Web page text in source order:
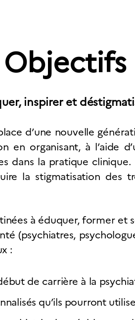
Objectifs
inspirer et
d’une nouvelle
en organisant, à l’aide
dans la pratique clinique.
la stigmatisation des
à éduquer, former et
(psychiatres,
:
de carrière à la
qu’ils pourront